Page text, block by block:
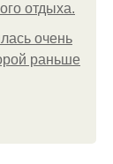
отдыха.
очень
раньше